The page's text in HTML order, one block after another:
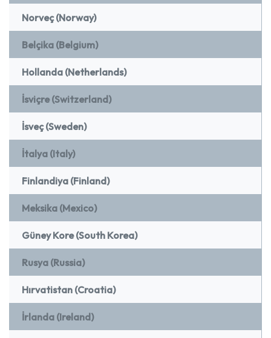
Norveç (Norway)
Belçika (Belgium)
Hollanda (Netherlands)
İsviçre (Switzerland)
İsveç (Sweden)
İtalya (Italy)
Finlandiya (Finland)
Meksika (Mexico)
Güney Kore (South Korea)
Rusya (Russia)
Hırvatistan (Croatia)
İrlanda (Ireland)